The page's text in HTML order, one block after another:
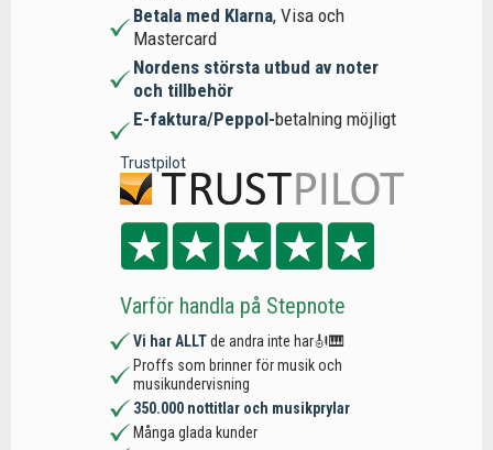
Betala med Klarna, Visa och
Mastercard
Nordens största utbud av noter
och tillbehör
E-faktura/Peppol-betalning möjligt
Trustpilot
Varför handla på Stepnote
Vi har ALLTde andra inte har🎻🎹
Proffs som brinner för musik och
musikundervisning
350.000 nottitlar och musikprylar
Många glada kunder